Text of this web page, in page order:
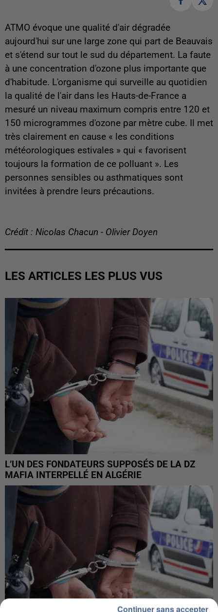
ATMO évoque une qualité d'air dégradée
aujourd'hui sur une large zone qui part de Beauvais
et s'étend sur tout le sud du département. La faute
à une concentration d'ozone plus importante que
d'habitude. L'organisme qui surveille au quotidien
la qualité de l'air dans les Hauts-de-France a
mesuré un niveau maximum compris entre 120 et
150 microgrammes d'ozone par mètre cube. Il met
très clairement en cause « les conditions
météorologiques estivales » qui « favorisent
toujours la formation de ce polluant ». Les
personnes sensibles ou asthmatiques sont
invitées à prendre leurs précautions.
Crédit : Nicolas Chacun - Olivier Doyen
LES ARTICLES LES PLUS VUS
L’UN DES FONDATEURS SUPPOSÉS DE LA DZ
MAFIA INTERPELLÉ EN ALGÉRIE
Continuer sans accepter